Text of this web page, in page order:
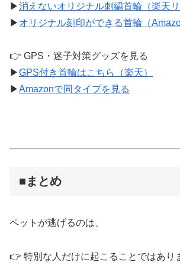
▶︎消えないオリジナル刺繍首輪（楽天リ
▶︎ オリジナル刻印ができる首輪（
👉 GPS・迷子対策グッズを見る
▶GPS付き首輪はこちら（楽天）
▶Amazonで同タイプを見る
■まとめ
ペットが逃げるのは、
👉 特別な人だけに起こることではあり